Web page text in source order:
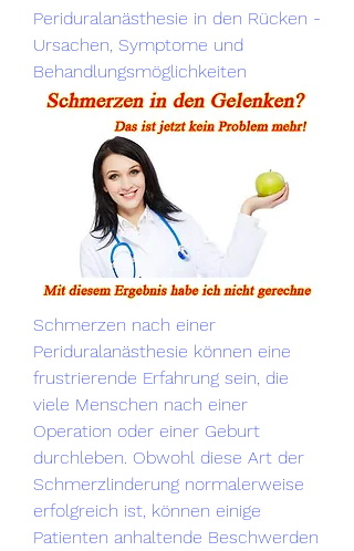
Periduralanästhesie in den Rücken -
Ursachen, Symptome und
Behandlungsmöglichkeiten
Schmerzen nach einer
Periduralanästhesie können eine
frustrierende Erfahrung sein, die
viele Menschen nach einer
Operation oder einer Geburt
durchleben. Obwohl diese Art der
Schmerzlinderung normalerweise
erfolgreich ist, können einige
Patienten anhaltende Beschwerden